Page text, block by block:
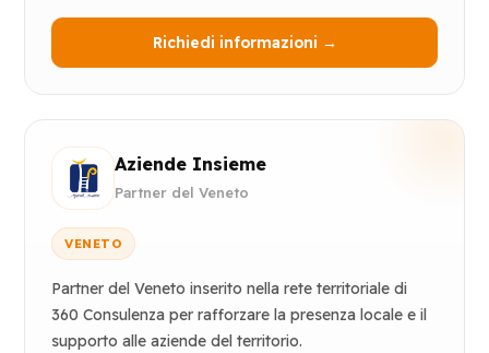
Richiedi informazioni →
Aziende Insieme
Partner del Veneto
VENETO
Partner del Veneto inserito nella rete territoriale di
360 Consulenza per rafforzare la presenza locale e il
supporto alle aziende del territorio.